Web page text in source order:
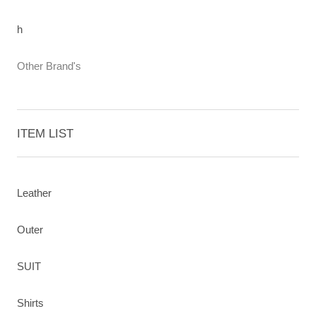
h
Other Brand's
ITEM LIST
Leather
Outer
SUIT
Shirts